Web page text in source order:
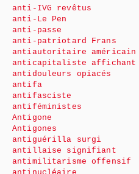
anti-IVG revêtus
anti-Le Pen
anti-passe
anti-patriotard Frans
antiautoritaire américain
anticapitaliste affichant
antidouleurs opiacés
antifa
antifasciste
antiféministes
Antigone
Antigones
antiguérilla surgi
antillaise signifiant
antimilitarisme offensif